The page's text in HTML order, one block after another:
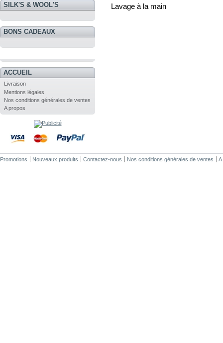
SILK'S & WOOL'S
BONS CADEAUX
ACCUEIL
Livraison
Mentions légales
Nos conditions générales de ventes
A propos
Lavage à la main
Promotions Nouveaux produits Contactez-nous Nos conditions générales de ventes A